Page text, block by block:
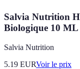
Salvia Nutrition
Biologique 10 ML
Salvia Nutrition
5.19 EURVoir le prix